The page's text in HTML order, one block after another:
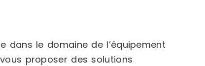
dans le domaine de l’équipement
proposer des solutions